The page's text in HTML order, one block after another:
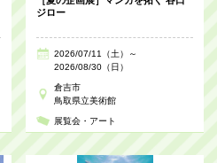
ジロー
2026/07/11（土）～
2026/08/30（日）
倉吉市
鳥取県立美術館
展覧会・アート